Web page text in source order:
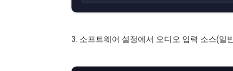
3. 소프트웨어 설정에서 오디오 입력 소스(일